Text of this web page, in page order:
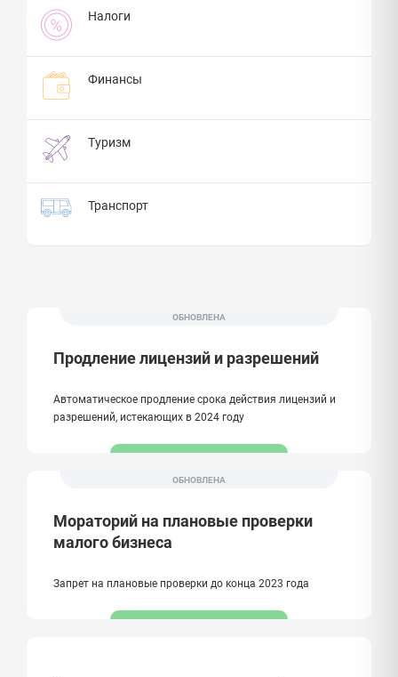
Налоги
Финансы
Туризм
Транспорт
ОБНОВЛЕНА
Продление лицензий и разрешений
Автоматическое продление срока действия лицензий и
разрешений, истекающих в 2024 году
ОБНОВЛЕНА
Мораторий на плановые проверки
малого бизнеса
Запрет на плановые проверки до конца 2023 года